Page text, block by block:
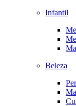
Infantil
Beleza